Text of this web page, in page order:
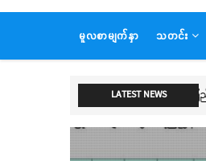
MAIN
NAVIGATION
မူလစာမျက်နှာ သတင်း
LATEST NEWS